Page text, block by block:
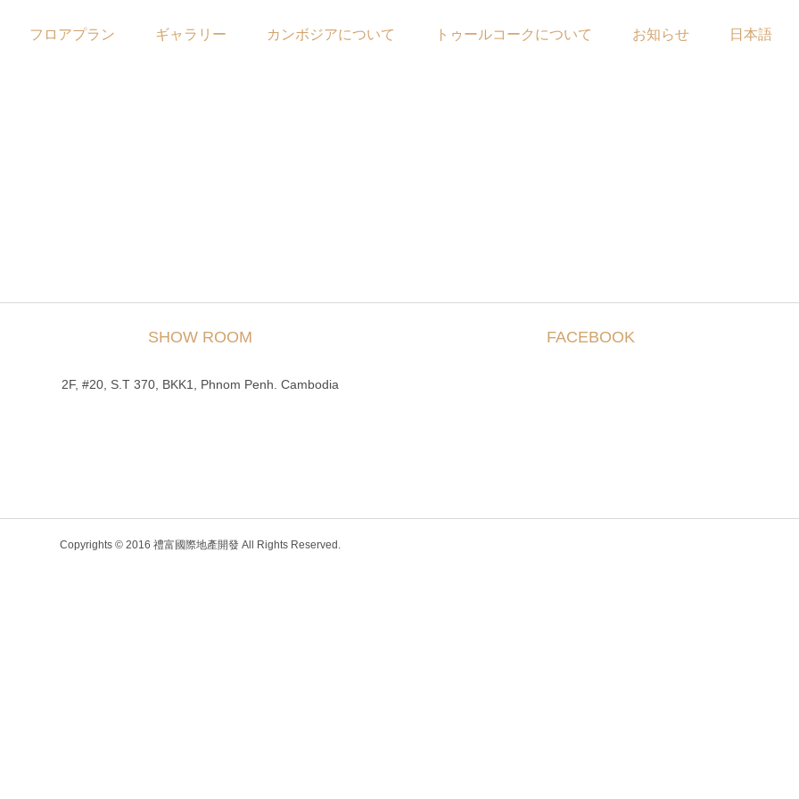
フロアプラン ギャラリー カンボジアについて トゥールコークについて お知らせ 日本語
SHOW ROOM
2F, #20, S.T 370, BKK1, Phnom Penh. Cambodia
FACEBOOK
Copyrights © 2016 禮富國際地產開發 All Rights Reserved.